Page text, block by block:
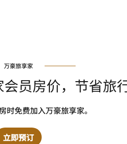
万豪旅享家
员房价，节省旅
时免费加入万豪旅享家。
立即预订